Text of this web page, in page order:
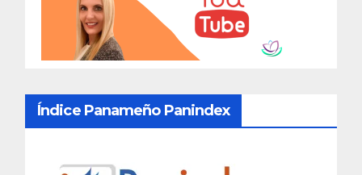
Índice Panameño Panindex